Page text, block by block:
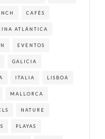
CAFÉS
ATLÁNTICA
EVENTOS
GALICIA
ITALIA LISBOA
MALLORCA
NATURE
PLAYAS